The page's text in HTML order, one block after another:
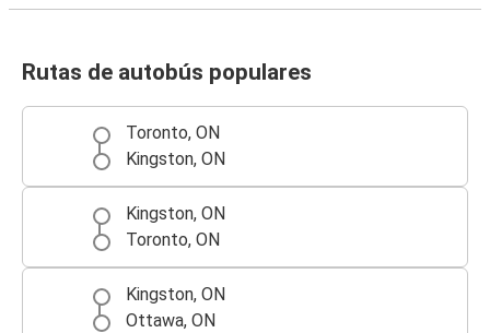
Rutas de autobús populares
Toronto, ON
Kingston, ON
Kingston, ON
Toronto, ON
Kingston, ON
Ottawa, ON